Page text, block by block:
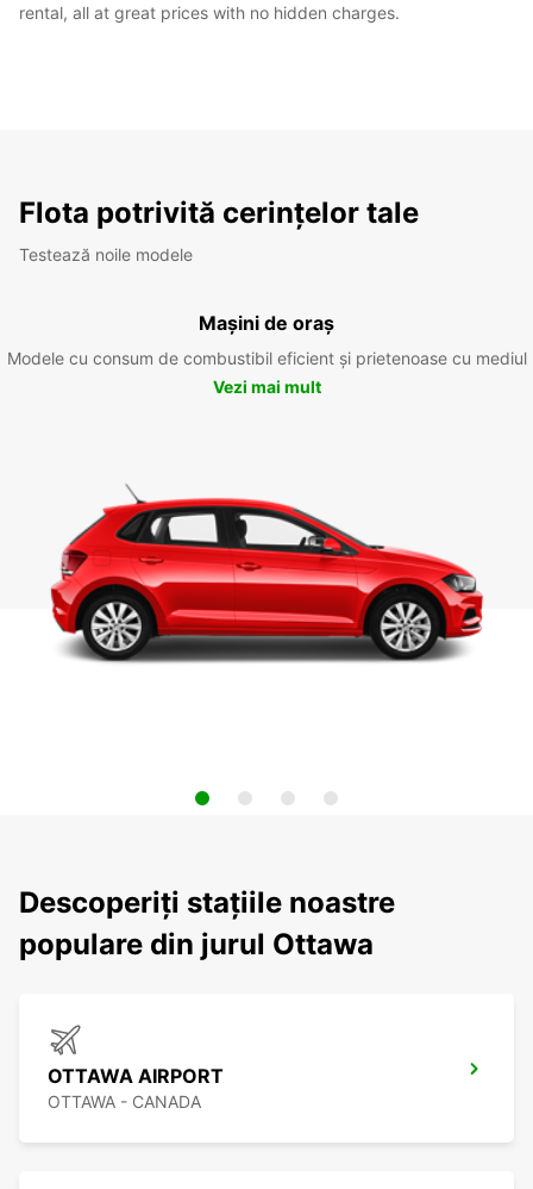
rental, all at great prices with no hidden charges.
Flota potrivită cerințelor tale
Testează noile modele
Mașini de oraș
Modele cu consum de combustibil eficient și prietenoase cu mediul
Vezi mai mult
Descoperiți stațiile noastre
populare din jurul Ottawa
OTTAWA AIRPORT
OTTAWA - CANADA